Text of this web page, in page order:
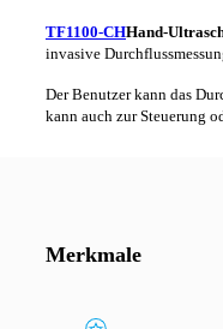
TF1100-CHHand-
invasive
Der Benutzer kann das
kann auch zur Steuerung
Merkmale